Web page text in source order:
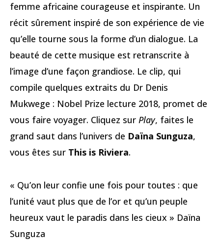
femme africaine courageuse et inspirante. Un
récit sûrement inspiré de son expérience de vie
qu’elle tourne sous la forme d’un dialogue. La
beauté de cette musique est retranscrite à
l’image d’une façon grandiose. Le clip, qui
compile quelques extraits du Dr Denis
Mukwege : Nobel Prize lecture 2018, promet de
vous faire voyager. Cliquez sur Play, faites le
grand saut dans l’univers de Daïna Sunguza,
vous êtes sur This is Riviera.
« Qu’on leur confie une fois pour toutes : que
l’unité vaut plus que de l’or et qu’un peuple
heureux vaut le paradis dans les cieux » Daïna
Sunguza